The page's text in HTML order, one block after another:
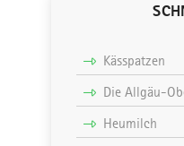
Kässpatzen
Die Allgäu-
Heumilch